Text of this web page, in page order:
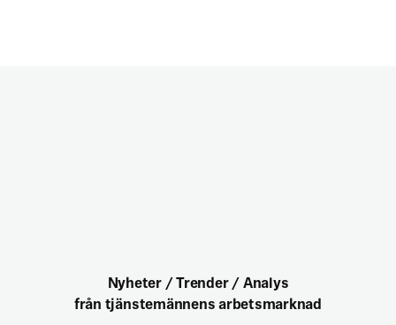
Nyheter / Trender / Analys
från tjänstemännens arbetsmarknad